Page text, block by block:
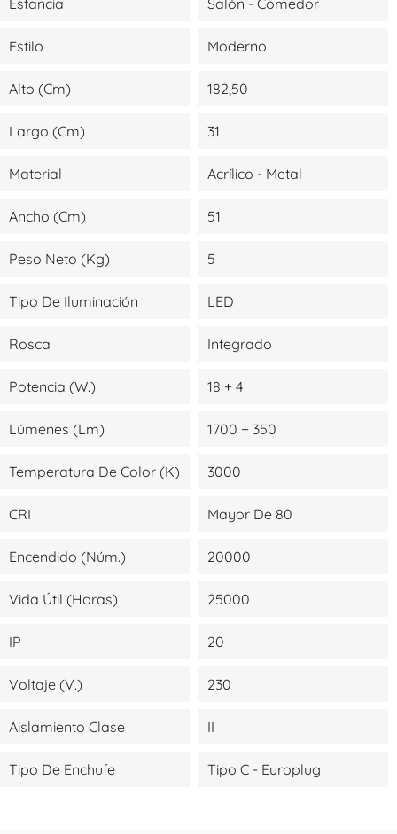
Estilo Moderno
Alto (cm) 182,50
Largo (cm) 31
Material Acrílico - Metal
Ancho (cm) 51
Peso Neto (kg) 5
Tipo De Iluminación LED
Rosca Integrado
Potencia (W.) 18 + 4
Lúmenes (lm) 1700 + 350
Temperatura De Color (K) 3000
CRI Mayor De 80
Encendido (Núm.) 20000
Vida Útil (Horas) 25000
IP 20
Voltaje (V.) 230
Aislamiento Clase II
Tipo De Enchufe Tipo C - Europlug